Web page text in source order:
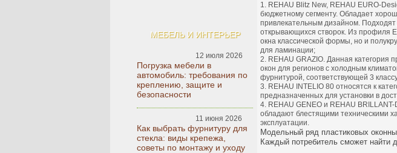
МЕБЕЛЬ И ИНТЕРЬЕР
12 июля 2026
Погрузка мебели в
автомобиль: требования по
креплению, защите и
безопасности
11 июня 2026
Как выбрать фурнитуру для
стекла: виды крепежа,
советы по монтажу и уходу
REHAU Blitz New, REHAU EURO-
бюджетному сегменту. Обладает
привлекательным дизайном. Подходят
открывающихся створок. Из профиля
окна классической формы, но и
для ламинации;
REHAU GRAZIO. Данная категория
окон для регионов с холодным
фурнитурой, соответствующей 3
REHAU INTELIO 80 относятся к
предназначенных для установки в
REHAU GENEO и REHAU
обладают блестящими техническими
эксплуатации.
Модельный ряд пластиковых
Каждый потребитель сможет найти